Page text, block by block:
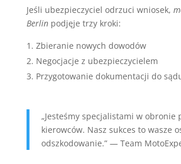
Jeśli ubezpieczyciel odrzuci wniosek,
Berlinpodjęje trzy kroki:
Zbieranie nowych dowodów
Negocjacje z ubezpieczycielem
Przygotowanie dokumentacji do
„Jesteśmy specjalistami w obronie
kierowców. Nasz sukces to wasze
odszkodowanie.” — Team